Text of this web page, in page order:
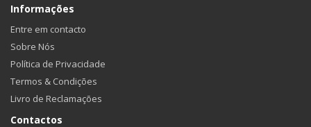
Informações
Entre em contacto
Sobre Nós
Política de Privacidade
Termos & Condições
Livro de Reclamações
Contactos